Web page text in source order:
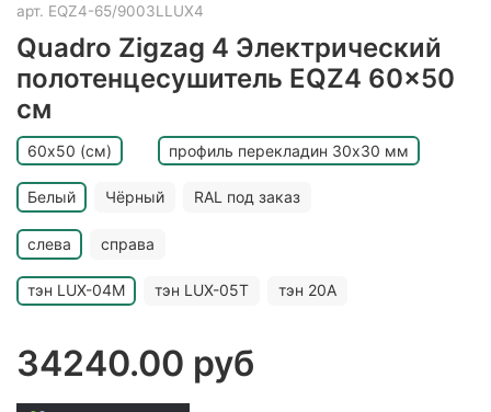
арт. EQZ4-65/9003LLUX4
Quadro Zigzag 4 Электрический
полотенцесушитель EQZ4 60x50
см
60х50 (см) профиль перекладин 30х30 мм
Белый Чёрный RAL под заказ
слева справа
тэн LUX-04M тэн LUX-05T тэн 20A
34240.00 руб